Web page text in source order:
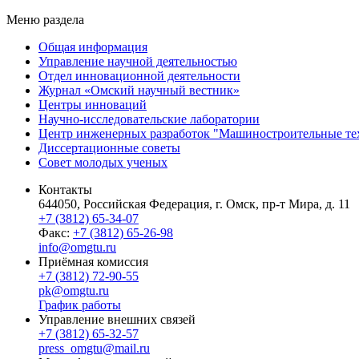
Меню раздела
Общая информация
Управление научной деятельностью
Отдел инновационной деятельности
Журнал «Омский научный вестник»
Центры инноваций
Научно-исследовательские лаборатории
Центр инженерных разработок "Машиностроительные
Диссертационные советы
Совет молодых ученых
Контакты
644050, Российская Федерация, г. Омск, пр-т Мира, д. 11
+7 (3812) 65-34-07
Факс: +7 (3812) 65-26-98
info@omgtu.ru
Приёмная комиссия
+7 (3812) 72-90-55
pk@omgtu.ru
График работы
Управление внешних связей
+7 (3812) 65-32-57
press_omgtu@mail.ru